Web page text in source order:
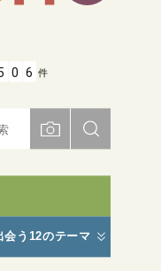
会う12のテーマ
0 6 件